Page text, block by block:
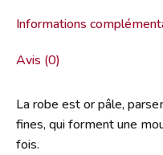
Informations
Avis (0)
La robe est or pâle,
fines, qui forment une
fois.